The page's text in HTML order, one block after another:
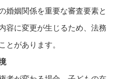
婚姻関係を重要な審査要素と
容に変更が生じるため、法務
とがあります。